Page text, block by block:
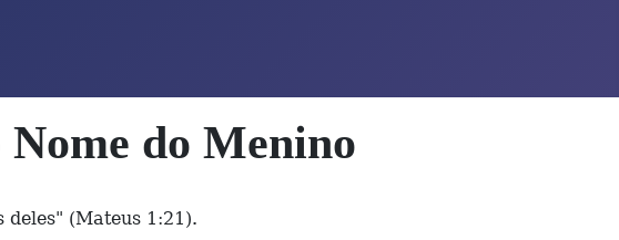
do Menino
deles" (Mateus 1:21).